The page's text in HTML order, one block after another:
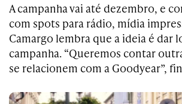
A campanha vai até dezembro, e
com spots para rádio, mídia
Camargo lembra que a ideia é dar
campanha. “Queremos contar
se relacionem com a Goodyear”,